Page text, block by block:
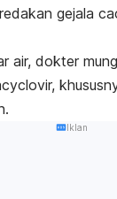
gejala
air, dokter
Iklan